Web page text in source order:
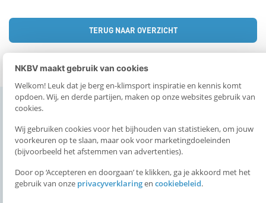
NKBV maakt gebruik van cookies
Welkom! Leuk dat je berg en-klimsport inspiratie en kennis komt
opdoen. Wij, en derde partijen, maken op onze websites gebruik van
cookies.
Wij gebruiken cookies voor het bijhouden van statistieken, om jouw
voorkeuren op te slaan, maar ook voor marketingdoeleinden
(bijvoorbeeld het afstemmen van advertenties).
Door op ‘Accepteren en doorgaan’ te klikken, ga je akkoord met het
gebruik van onze privacyverklaringen cookiebeleid.
i
n
d
TERUG NAAR OVERZICHT
Contact
opleidingen@nkbv.nl
Houttuinlaan 16A